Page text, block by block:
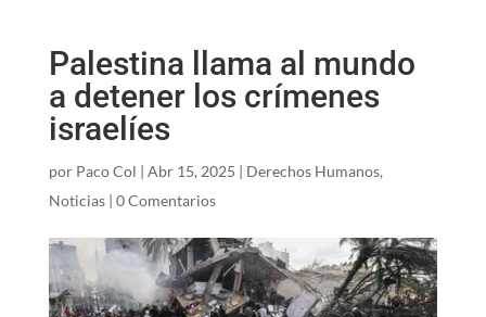
Palestina llama al mundo
a detener los crímenes
israelíes
por Paco Col | Abr 15, 2025 | Derechos Humanos,
Noticias| 0 Comentarios